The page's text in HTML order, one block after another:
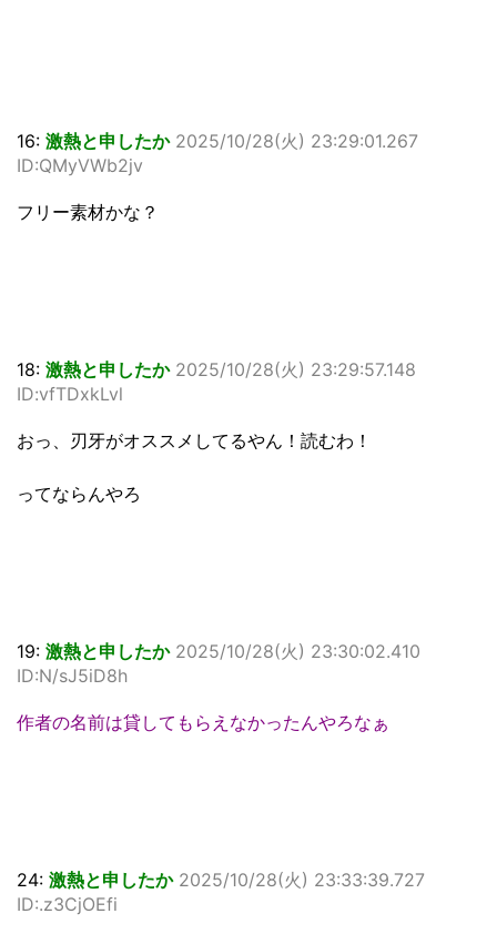
16: 激熱と申したか 2025/10/28(火) 23:29:01.267
ID:QMyVWb2jv
フリー素材かな？
18: 激熱と申したか 2025/10/28(火) 23:29:57.148
ID:vfTDxkLvl
おっ、刃牙がオススメしてるやん！読むわ！
ってならんやろ
19: 激熱と申したか 2025/10/28(火) 23:30:02.410
ID:N/sJ5iD8h
作者の名前は貸してもらえなかったんやろなぁ
24: 激熱と申したか 2025/10/28(火) 23:33:39.727
ID:.z3CjOEfi